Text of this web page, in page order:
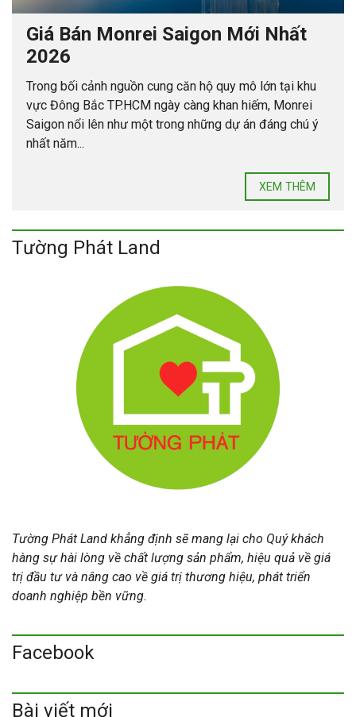
Giá Bán Monrei Saigon Mới Nhất
2026
Trong bối cảnh nguồn cung căn hộ quy mô lớn tại khu
vực Đông Bắc TP.HCM ngày càng khan hiếm, Monrei
Saigon nổi lên như một trong những dự án đáng chú ý
nhất năm...
XEM THÊM
Tường Phát Land
Tường Phát Land khẳng định sẽ mang lại cho Quý khách
hàng sự hài lòng về chất lượng sản phẩm, hiệu quả về giá
trị đầu tư và nâng cao về giá trị thương hiệu, phát triển
doanh nghiệp bền vững.
Facebook
Bài viết mới